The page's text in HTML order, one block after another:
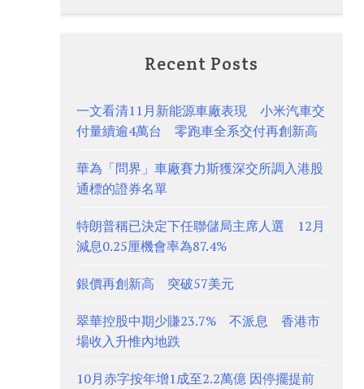
Recent Posts
一文看清11月新能源車廠表現 小米汽車交
付量續逾4萬台 零跑車全系交付再創新高
華為「問界」車廠賽力斯獲深交所調入港股
通標的證券名單
特朗普稱已決定下任聯儲局主席人選 12月
減息0.25厘機會率為87.4%
銀價再創新高 突破57美元
翠華控股中期少賺23.7% 不派息 香港市
場收入升惟內地跌
10月赤字按年增1成至2.2萬億 因停擺提前